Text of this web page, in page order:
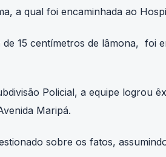
a qual foi encaminhada ao
15 centímetros de lâmona, foi
Policial, a equipe logrou
Maripá.
sobre os fatos,